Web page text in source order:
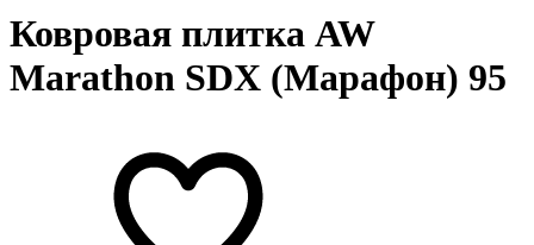
Ковровая плитка AW
Marathon SDX (Марафон) 95